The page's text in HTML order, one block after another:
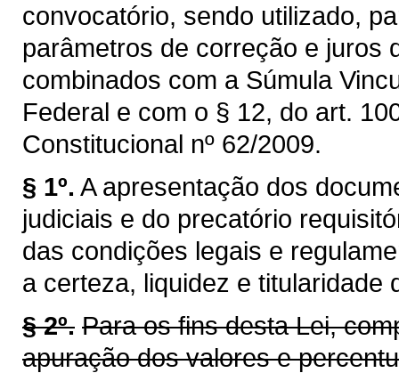
convocatório, sendo utilizado,
parâmetros de correção e juros
combinados com a Súmula
Federal e com o § 12, do art.
Constitucional nº 62/2009.
§ 1º. A apresentação dos
judiciais e do precatório
das condições legais e
a certeza, liquidez e titularidade
§ 2º. Para os fins desta Lei,
apuração dos valores e